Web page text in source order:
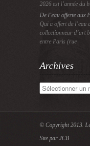
2026 est l’année du
De l’eau offerte aux
Qui a offert de l’eau
collectionneur d’art
entre Paris (rue
Archives
Archives
© Copyright 2013.
Site par JCB